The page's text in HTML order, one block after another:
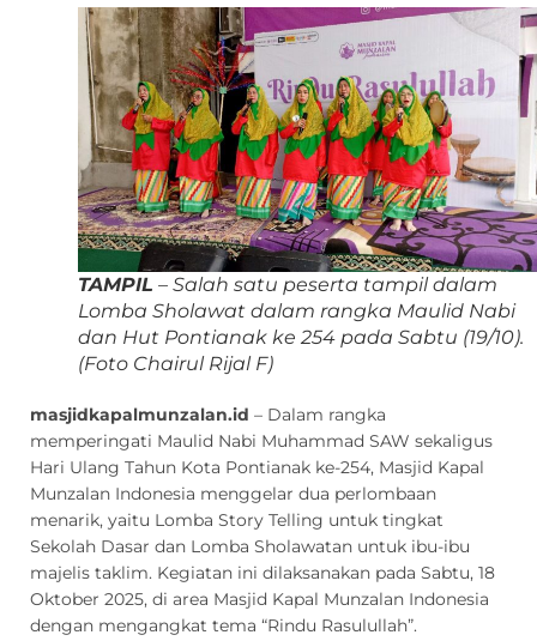
TAMPIL – Salah satu peserta tampil dalam
Lomba Sholawat dalam rangka Maulid Nabi
dan Hut Pontianak ke 254 pada Sabtu (19/10).
(Foto Chairul Rijal F)
masjidkapalmunzalan.id – Dalam rangka
memperingati Maulid Nabi Muhammad SAW sekaligus
Hari Ulang Tahun Kota Pontianak ke-254, Masjid Kapal
Munzalan Indonesia menggelar dua perlombaan
menarik, yaitu Lomba Story Telling untuk tingkat
Sekolah Dasar dan Lomba Sholawatan untuk ibu-ibu
majelis taklim. Kegiatan ini dilaksanakan pada Sabtu, 18
Oktober 2025, di area Masjid Kapal Munzalan Indonesia
dengan mengangkat tema “Rindu Rasulullah”.